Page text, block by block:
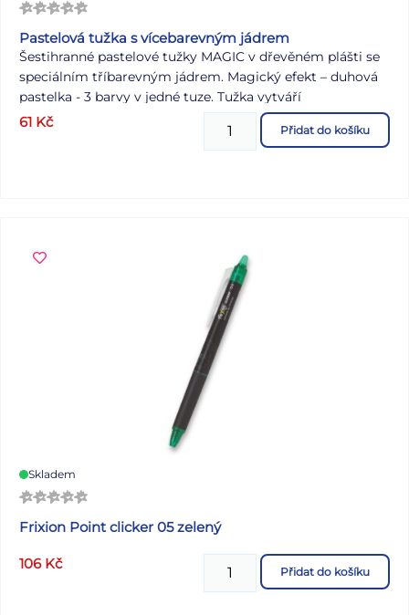
Pastelová tužka s vícebarevným jádrem
Šestihranné pastelové tužky MAGIC v dřevěném plášti se
speciálním tříbarevným jádrem. Magický efekt – duhová
pastelka - 3 barvy v jedné tuze. Tužka vytváří
vícebarevnou stopu, která se mění natočením hrotu. Jsou
určeny pro školní, umělecké nebo i pro speciální použití.
61 Kč Přidat do košíku
Skladem
Frixion Point clicker 05 zelený
106 Kč Přidat do košíku